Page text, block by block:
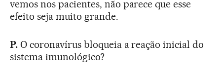
vemos nos pacientes, não parece que esse
efeito seja muito grande.
P.O coronavírus bloqueia a reação inicial do
sistema imunológico?